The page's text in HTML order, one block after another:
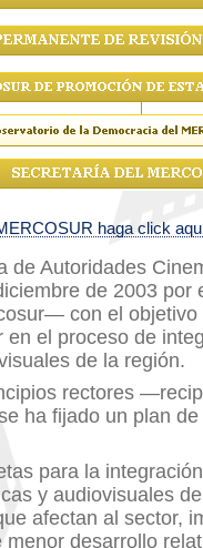
haga click
de Autoridades
de 2003
con el
en el proceso de
de la región.
rectores
ha fijado un plan
para la
y audiovisuales
afectan al sector,
desarrollo